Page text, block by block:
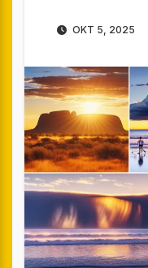
OKT 5, 2025